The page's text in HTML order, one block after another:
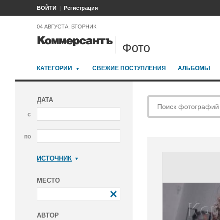
ВОЙТИ Регистрация
04 АВГУСТА, ВТОРНИК
Фото
КАТЕГОРИИ СВЕЖИЕ ПОСТУПЛЕНИЯ АЛЬБОМЫ
ДАТА
с
по
ИСТОЧНИК
МЕСТО
АВТОР